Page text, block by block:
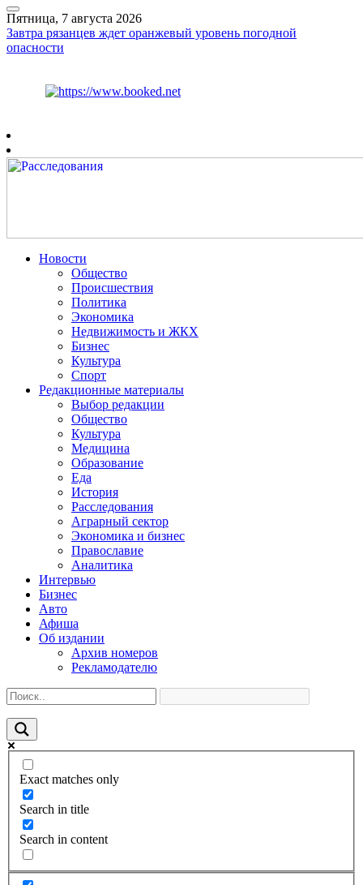
Пятница, 7 августа 2026
Завтра рязанцев ждет оранжевый уровень погодной
опасности
Новости
Общество
Происшествия
Политика
Экономика
Недвижимость и ЖКХ
Бизнес
Культура
Спорт
Редакционные материалы
Выбор редакции
Общество
Культура
Медицина
Образование
Еда
История
Расследования
Аграрный сектор
Экономика и бизнес
Православие
Аналитика
Интервью
Бизнес
Авто
Афиша
Об издании
Архив номеров
Рекламодателю
Exact matches only
Search in title
Search in content